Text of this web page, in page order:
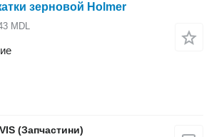
зерновой Holmer
MDL
(Запчастини)